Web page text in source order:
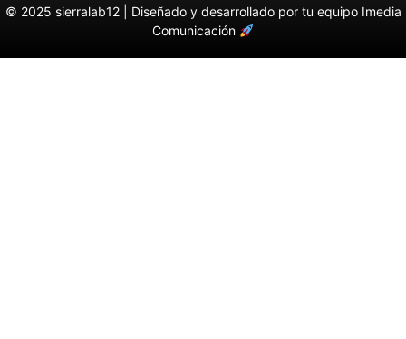
© 2025 sierralab12 | Diseñado y desarrollado por tu equipo Imedia
Comunicación